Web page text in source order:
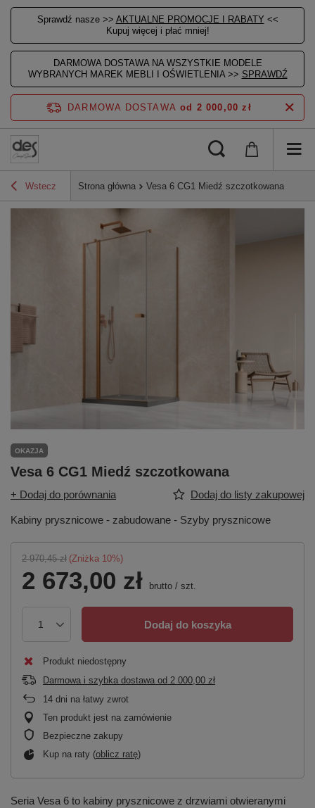
Sprawdź nasze >> AKTUALNE PROMOCJE I RABATY <<
Kupuj więcej i płać mniej!
DARMOWA DOSTAWA NA WSZYSTKIE MODELE
WYBRANYCH MAREK MEBLI I OŚWIETLENIA >> SPRAWDŹ
DARMOWA DOSTAWA od 2 000,00 zł
Wstecz Strona główna Vesa 6 CG1 Miedź szczotkowana
OKAZJA
Vesa 6 CG1 Miedź szczotkowana
+ Dodaj do porównania Dodaj do listy zakupowej
Kabiny prysznicowe - zabudowane - Szyby prysznicowe
2 970,45 zł (Zniżka 10%)
2 673,00 zł brutto / szt.
Dodaj do koszyka
Produkt niedostępny
Darmowa i szybka dostawa od 2 000,00 zł
14 dni na łatwy zwrot
Ten produkt jest na zamówienie
Bezpieczne zakupy
Kup na raty (oblicz ratę)
Seria Vesa 6 to kabiny prysznicowe z drzwiami otwieranymi